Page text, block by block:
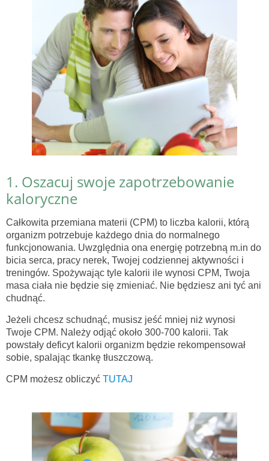
1. Oszacuj swoje zapotrzebowanie
kaloryczne
Całkowita przemiana materii (CPM) to liczba kalorii, którą
organizm potrzebuje każdego dnia do normalnego
funkcjonowania. Uwzględnia ona energię potrzebną m.in do
bicia serca, pracy nerek, Twojej codziennej aktywności i
treningów. Spożywając tyle kalorii ile wynosi CPM, Twoja
masa ciała nie będzie się zmieniać. Nie będziesz ani tyć ani
chudnąć.
Jeżeli chcesz schudnąć, musisz jeść mniej niż wynosi
Twoje CPM. Należy odjąć około 300-700 kalorii. Tak
powstały deficyt kalorii organizm będzie rekompensował
sobie, spalając tkankę tłuszczową.
CPM możesz obliczyć TUTAJ